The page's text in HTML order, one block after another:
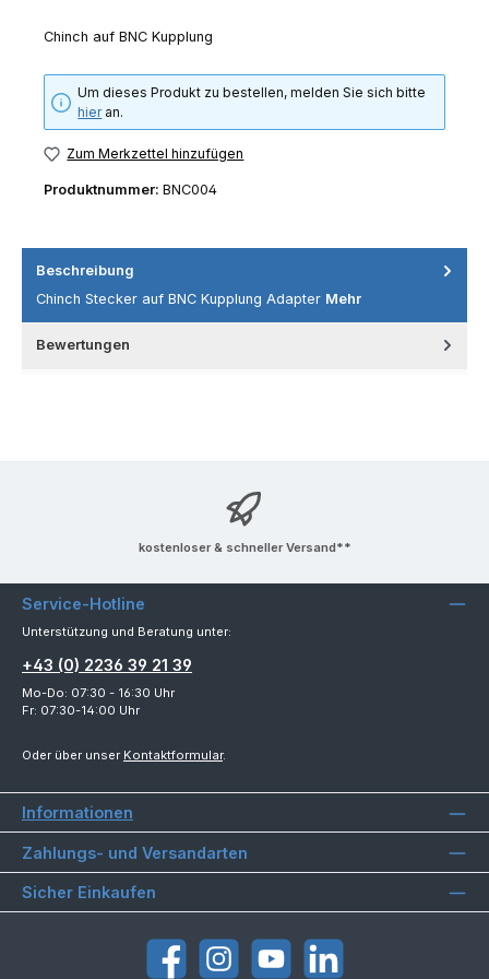
Chinch auf BNC Kupplung
Um dieses Produkt zu bestellen, melden Sie sich bitte
hieran.
Zum Merkzettel hinzufügen
Produktnummer: BNC004
Beschreibung
Chinch Stecker auf BNC Kupplung Adapter Mehr
Bewertungen
kostenloser & schneller Versand**
Service-Hotline
Unterstützung und Beratung unter:
+43 (0) 2236 39 21 39
Mo-Do: 07:30 - 16:30 Uhr
Fr: 07:30-14:00 Uhr
Oder über unser Kontaktformular.
Informationen
Zahlungs- und Versandarten
Sicher Einkaufen
FacebookInstagramYouTubeLinkedIn